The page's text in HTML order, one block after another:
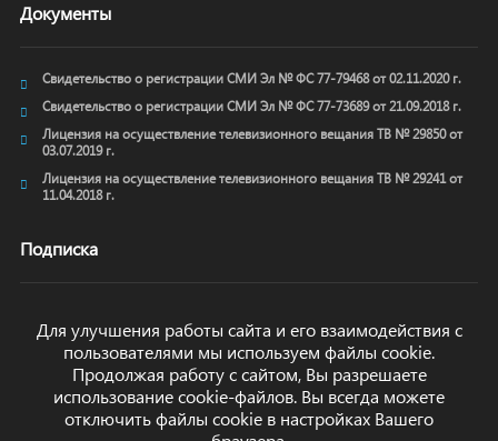
Документы
Свидетельство о регистрации СМИ Эл № ФС 77-79468 от 02.11.2020 г.
Свидетельство о регистрации СМИ Эл № ФС 77-73689 от 21.09.2018 г.
Лицензия на осуществление телевизионного вещания ТВ № 29850 от
03.07.2019 г.
Лицензия на осуществление телевизионного вещания ТВ № 29241 от
11.04.2018 г.
Подписка
ОТПРАВИТЬ
Для улучшения работы сайта и его взаимодействия с
пользователями мы используем файлы cookie.
Продолжая работу с сайтом, Вы разрешаете
использование cookie-файлов. Вы всегда можете
отключить файлы cookie в настройках Вашего